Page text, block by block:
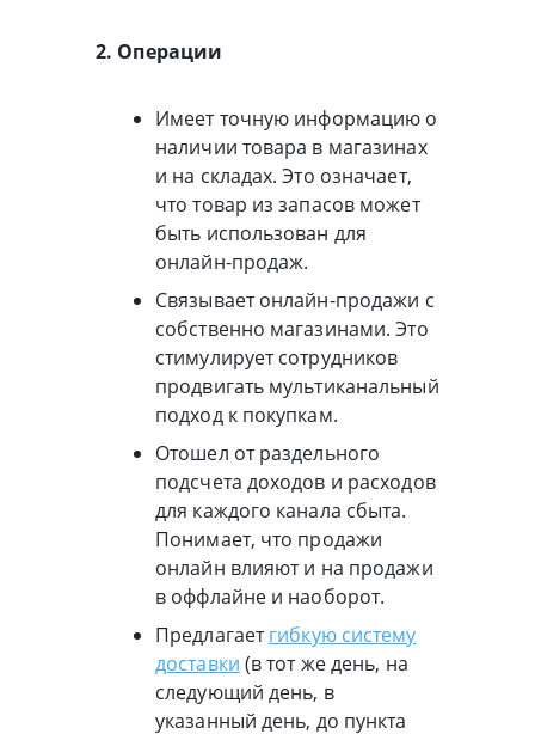
2. Операции
Имеет точную информацию о
наличии товара в магазинах
и на складах. Это означает,
что товар из запасов может
быть использован для
онлайн-продаж.
Связывает онлайн-продажи с
собственно магазинами. Это
стимулирует сотрудников
продвигать мультиканальный
подход к покупкам.
Отошел от раздельного
подсчета доходов и расходов
для каждого канала сбыта.
Понимает, что продажи
онлайн влияют и на продажи
в оффлайне и наоборот.
Предлагаетгибкую систему
доставки (в тот же день, на
следующий день, в
указанный день, до пункта